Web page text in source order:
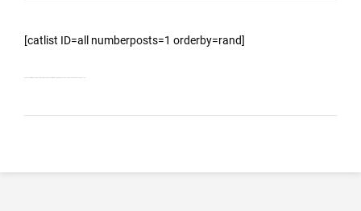
[catlist ID=all numberposts=1 orderby=rand]